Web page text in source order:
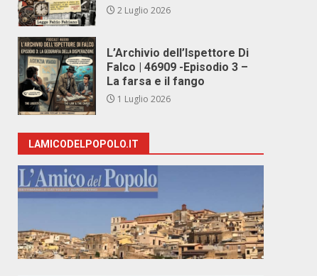
2 Luglio 2026
L’Archivio dell’Ispettore Di
Falco | 46909 -Episodio 3 –
La farsa e il fango
1 Luglio 2026
LAMICODELPOPOLO.IT